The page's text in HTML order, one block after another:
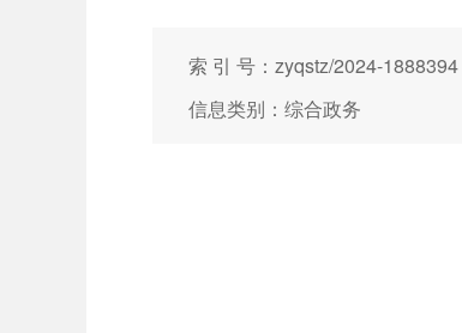
索 引 号：zyqstz/2024-1888394
信息类别：综合政务